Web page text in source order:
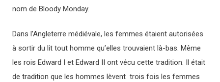
nom de Bloody Monday.
Dans l’Angleterre médiévale, les femmes étaient autorisées
à sortir du lit tout homme qu’elles trouvaient là-bas. Même
les rois Edward I et Edward II ont vécu cette tradition. Il était
de tradition que les hommes lèvent trois fois les femmes